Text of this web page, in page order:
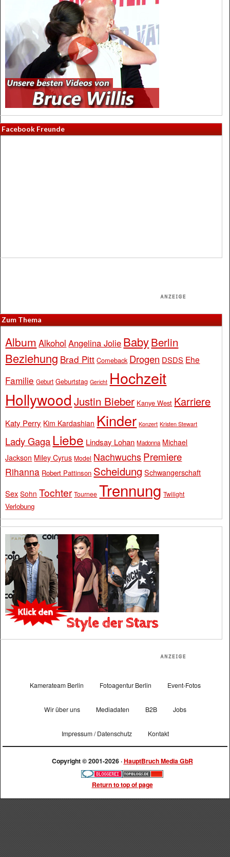
Facebook Freunde
Zum Thema
Album Alkohol Angelina Jolie BabyBerlin
Beziehung Brad Pitt Comeback Drogen DSDS Ehe
Familie Geburt Geburtstag Gericht Hochzeit
Hollywood Justin Bieber Kanye West Karriere
Katy Perry Kim Kardashian Kinder Konzert Kristen Stewart
Lady Gaga Liebe Lindsay Lohan Madonna Michael
Jackson Miley Cyrus Model Nachwuchs Premiere
Rihanna Robert Pattinson Scheidung Schwangerschaft
Sex Sohn Tochter Tournee Trennung Twilight
Verlobung
Kamerateam Berlin Fotoagentur Berlin Event-Fotos
Wir über uns Mediadaten B2B Jobs
Impressum / Datenschutz Kontakt
Copyright © 2001-2026 ·HauptBruch Media GbR
Return to top of page